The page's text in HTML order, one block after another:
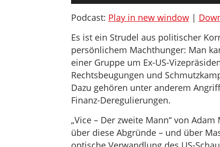
Podcast: Play in new window|
Es ist ein Strudel aus politischer
persönlichem Machthunger: Man
einer Gruppe um Ex-US-
Rechtsbeugungen und
Dazu gehören unter anderem
Finanz-Deregulierungen.
„Vice – Der zweite Mann“ von
über diese Abgründe – und über